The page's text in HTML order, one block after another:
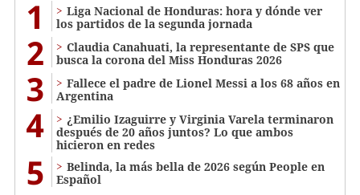
1
Liga Nacional de Honduras: hora y dónde ver
los partidos de la segunda jornada
2
Claudia Canahuati, la representante de SPS que
busca la corona del Miss Honduras 2026
3
Fallece el padre de Lionel Messi a los 68 años en
Argentina
4
¿Emilio Izaguirre y Virginia Varela terminaron
después de 20 años juntos? Lo que ambos
hicieron en redes
5
Belinda, la más bella de 2026 según People en
Español